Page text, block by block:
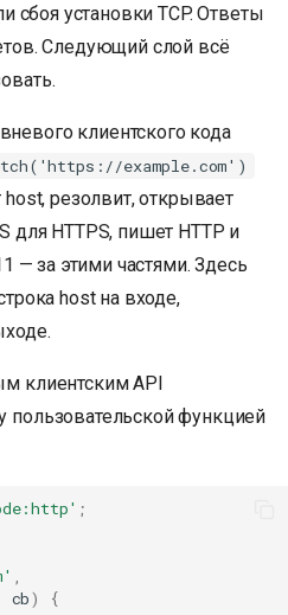
сбоя установки TCP. Ответы
Следующий слой всё
клиентского кода
example.com')
host, резолвит, открывает
для HTTPS, пишет HTTP и
— за этими частями. Здесь
host на входе,
клиентским API
пользовательской функцией
;
,
cb)
{